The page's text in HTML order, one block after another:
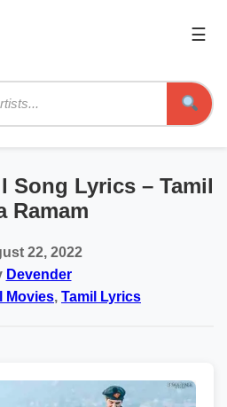
☰
Song Lyrics – Tamil
Ramam
22, 2022
Devender
Movies, Tamil Lyrics